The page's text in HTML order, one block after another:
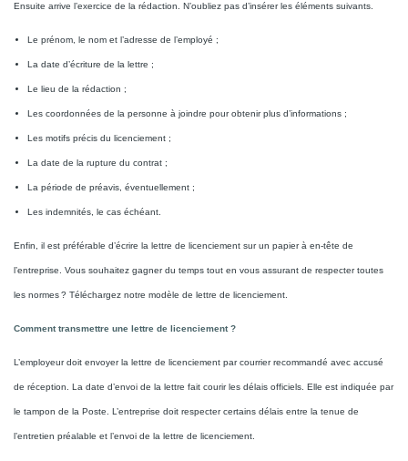
Ensuite arrive l’exercice de la rédaction. N’oubliez pas d’insérer les éléments suivants.
Le prénom, le nom et l’adresse de l’employé ;
La date d’écriture de la lettre ;
Le lieu de la rédaction ;
Les coordonnées de la personne à joindre pour obtenir plus d’informations ;
Les motifs précis du licenciement ;
La date de la rupture du contrat ;
La période de préavis, éventuellement ;
Les indemnités, le cas échéant.
Enfin, il est préférable d’écrire la lettre de licenciement sur un papier à en-tête de
l’entreprise. Vous souhaitez gagner du temps tout en vous assurant de respecter toutes
les normes ? Téléchargez notre modèle de lettre de licenciement.
Comment transmettre une lettre de licenciement ?
L’employeur doit envoyer la lettre de licenciement par courrier recommandé avec accusé
de réception. La date d’envoi de la lettre fait courir les délais officiels. Elle est indiquée par
le tampon de la Poste. L’entreprise doit respecter certains délais entre la tenue de
l’entretien préalable et l’envoi de la lettre de licenciement.